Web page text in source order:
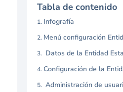
Tabla de contenido
Infografía
Menú configuración
Datos de la Entidad
Configuración de la
Administración de